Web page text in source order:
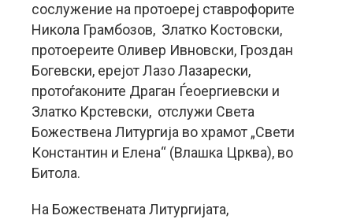
сослужение на протоереј ставрофорите
Никола Грамбозов, Златко Костовски,
протоереите Оливер Ивновски, Гроздан
Богевски, ерејот Лазо Лазарески,
протоѓаконите Драган Ѓеоергиевски и
Златко Крстевски, отслужи Света
Божествена Литургија во храмот „Свети
Константин и Елена“ (Влашка Црква), во
Битола.
На Божествената Литургијата,